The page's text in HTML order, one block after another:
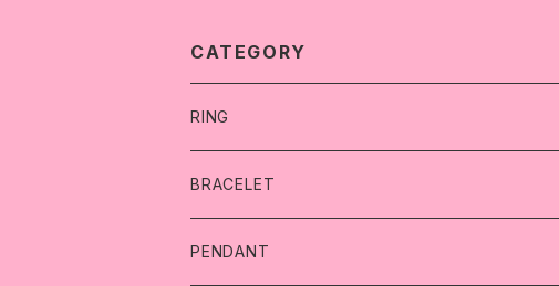
CATEGORY
RING
リング
スカル
BRACELET
ブレスレット
PENDANT